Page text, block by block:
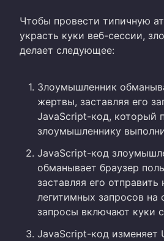
Чтобы провести типичную
украсть куки веб-сессии,
делает следующее:
Злоумышленник
жертвы, заставляя его
JavaScript-код, который
злоумышленнику
JavaScript-код
обманывает браузер
заставляя его отправить
легитимных запросов на
запросы включают куки
JavaScript-код изменяет